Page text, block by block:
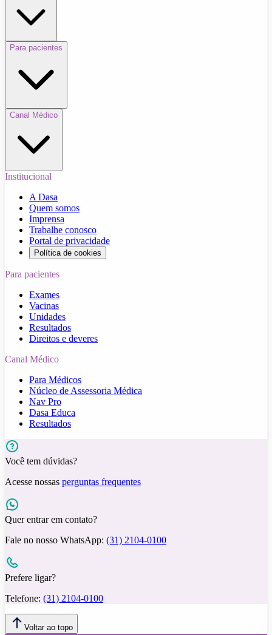
Para pacientes
Canal Médico
Institucional
A Dasa
Quem somos
Imprensa
Trabalhe conosco
Portal de privacidade
Política de cookies
Para pacientes
Exames
Vacinas
Unidades
Resultados
Direitos e deveres
Canal Médico
Para Médicos
Núcleo de Assessoria Médica
Nav Pro
Dasa Educa
Resultados
Você tem dúvidas?
Acesse nossas perguntas frequentes
Quer entrar em contato?
Fale no nosso WhatsApp: (31) 2104-0100
Prefere ligar?
Telefone: (31) 2104-0100
Voltar ao topo